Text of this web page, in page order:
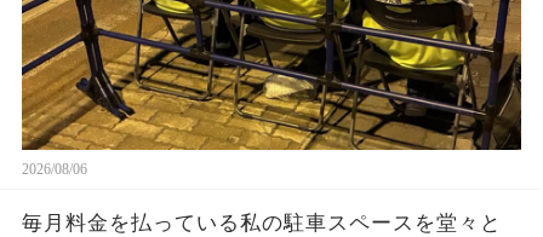
2026/08/06
毎月料金を払っている私の駐車スペースを堂々と